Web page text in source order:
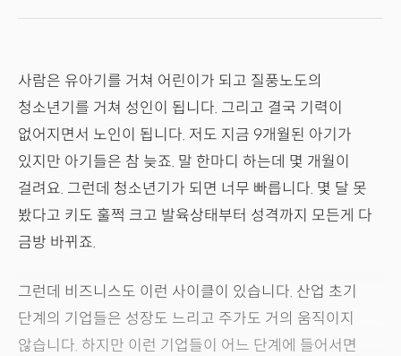
사람은 유아기를 거쳐 어린이가 되고 질풍노도의
청소년기를 거쳐 성인이 됩니다. 그리고 결국 기력이
없어지면서 노인이 됩니다. 저도 지금 9개월된 아기가
있지만 아기들은 참 늦죠. 말 한마디 하는데 몇 개월이
걸려요. 그런데 청소년기가 되면 너무 빠릅니다. 몇 달 못
봤다고 키도 훌쩍 크고 발육상태부터 성격까지 모든게 다
금방 바뀌죠.
그런데 비즈니스도 이런 사이클이 있습니다. 산업 초기
단계의 기업들은 성장도 느리고 주가도 거의 움직이지
않습니다. 하지만 이런 기업들이 어느 단계에 들어서면